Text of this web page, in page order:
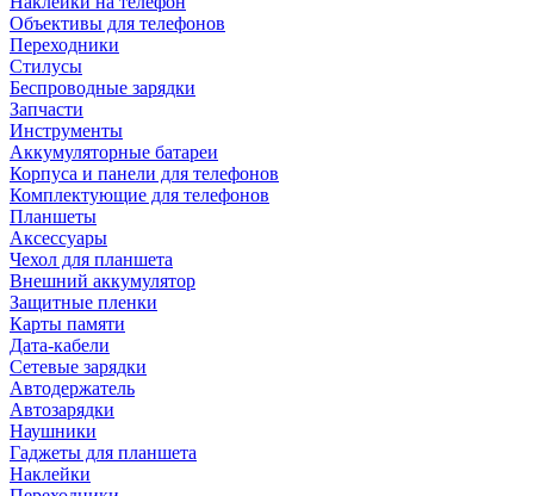
Объективы для телефонов
Переходники
Стилусы
Беспроводные зарядки
Запчасти
Инструменты
Аккумуляторные батареи
Корпуса и панели для телефонов
Комплектующие для телефонов
Планшеты
Аксессуары
Чехол для планшета
Внешний аккумулятор
Защитные пленки
Карты памяти
Дата-кабели
Сетевые зарядки
Автодержатель
Автозарядки
Наушники
Гаджеты для планшета
Наклейки